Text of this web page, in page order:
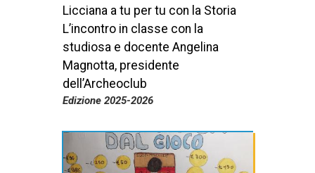
Licciana a tu per tu con la Storia
L’incontro in classe con la
studiosa e docente Angelina
Magnotta, presidente
dell’Archeoclub
Edizione 2025-2026